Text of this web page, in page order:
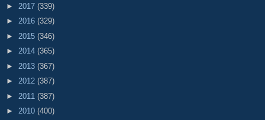
► 2017 (339)
► 2016 (329)
► 2015 (346)
► 2014 (365)
► 2013 (367)
► 2012 (387)
► 2011 (387)
► 2010 (400)